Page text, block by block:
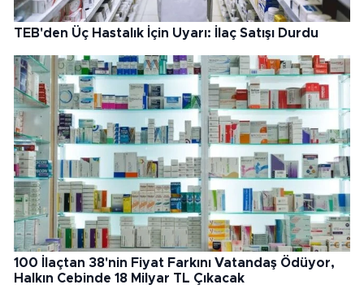
TEB'den Üç Hastalık İçin Uyarı: İlaç Satışı Durdu
100 İlaçtan 38'nin Fiyat Farkını Vatandaş Ödüyor,
Halkın Cebinde 18 Milyar TL Çıkacak